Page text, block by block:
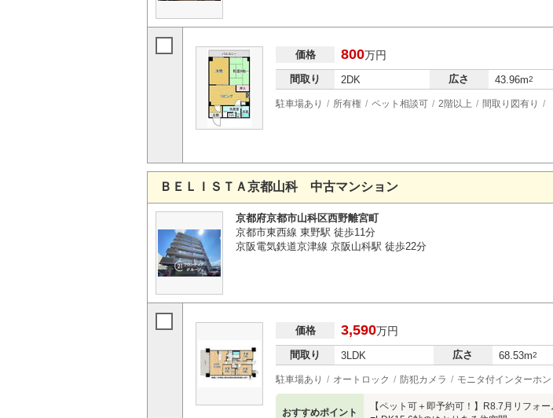
価格 800万円
間取り 2DK 広さ 43.96m2
駐車場あり 所有権 ペット相談可 2階以上 間取り図有り
ＢＥＬＩＳＴＡ京都山科 中古マンション
京都府京都市山科区西野離宮町
京都市東西線 東野駅 徒歩11分
京阪電気鉄道京津線 京阪山科駅 徒歩22分
価格 3,590万円
間取り 3LDK 広さ 68.53m2
駐車場あり オートロック 防犯カメラ モニタ付インターホン
おすすめポイント
【ペット可＋即予約可！】R8.7月リフォ